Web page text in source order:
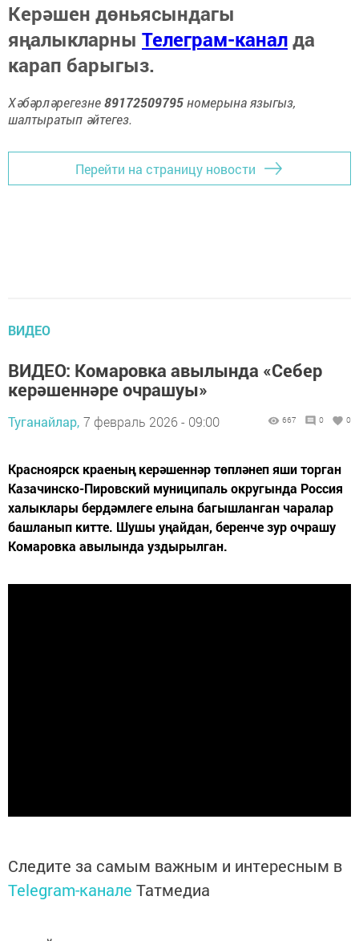
Керәшен дөньясындагы
яңалыкларны Телеграм-каналда
карап барыгыз.
Хәбәрләрегезне89172509795номерына языгыз,
шалтыратып әйтегез.
Перейти на страницу новости
ВИДЕО
ВИДЕО: Комаровка авылында «Себер
керәшеннәре очрашуы»
Туганайлар, 7 февраль 2026 - 09:00 667 0 0
Красноярск краеның керәшеннәр төпләнеп яши торган
Казачинско-Пировский муниципаль округында Россия
халыклары бердәмлеге елына багышланган чаралар
башланып китте. Шушы уңайдан, беренче зур очрашу
Комаровка авылында уздырылган.
Следите за самым важным и интересным в
Telegram-канале Татмедиа